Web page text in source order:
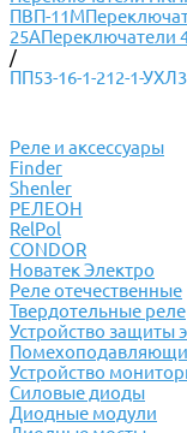
ПВП-11М
25АПереключатели
/
ПП53-16-1-212-1-
Реле и аксессуары
Finder
Shenler
РЕЛЕОН
RelPol
CONDOR
Новатек Электро
Реле отечественные
Твердотельные реле
Устройство защиты
Устройство
Силовые диоды
Диодные модули